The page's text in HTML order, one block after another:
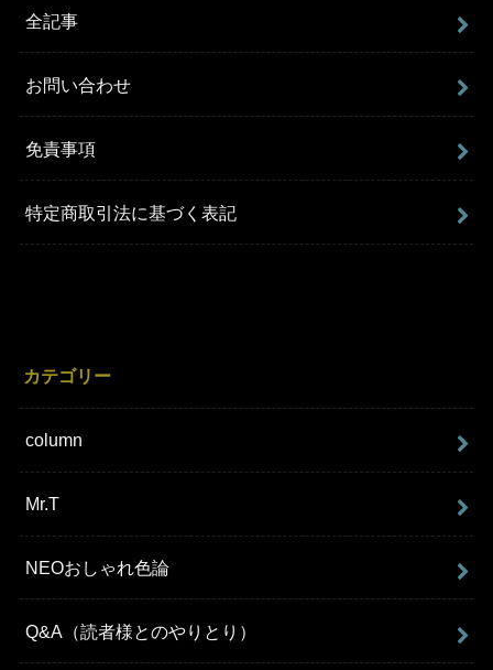
全記事
お問い合わせ
免責事項
特定商取引法に基づく表記
カテゴリー
column
Mr.T
NEOおしゃれ色論
Q&A（読者様とのやりとり）